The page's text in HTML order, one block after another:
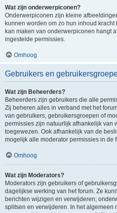
Wat zijn onderwerpiconen?
Onderwerpiconen zijn kleine
kunnen worden om zo hun inhoud
kan maken van onderwerpiconen hangt
ingestelde permissies.
Omhoog
Gebruikers en
Wat zijn Beheerders?
Beheerders zijn gebruikers die alle
Zij beheren alles in verband met het
van gebruikers, gebruikersgroepen of
permissies zijn natuurlijk afhankelijk van
toegewezen. Ook afhankelijk van de
mogelijk alle moderator permissies in de
Omhoog
Wat zijn Moderators?
Moderators zijn gebruikers of
dagelijkse werking van het forum. Ze
berichten wijzigen en verwijderen;
splitsen en verwijderen. In het algemeen